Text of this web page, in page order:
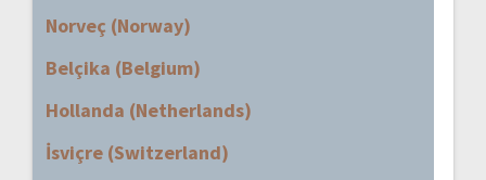
Norveç (Norway)
Belçika (Belgium)
Hollanda (Netherlands)
İsviçre (Switzerland)